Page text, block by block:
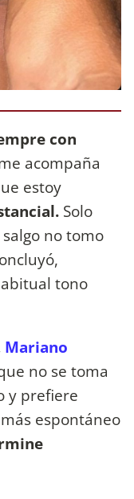
con
acompaña
estoy
Solo
no tomo
tono
Mariano
no se toma
y prefiere
espontáneo